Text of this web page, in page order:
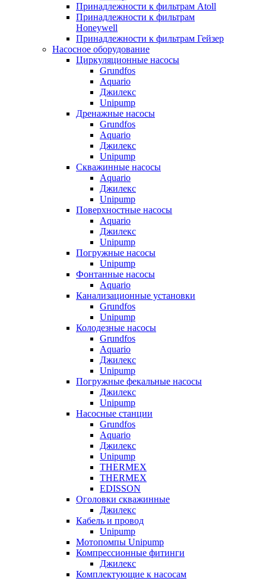
Принадлежности к фильтрам Atoll
Принадлежности к фильтрам
Honeywell
Принадлежности к фильтрам Гейзер
Насосное оборудование
Циркуляционные насосы
Grundfos
Aquario
Джилекс
Unipump
Дренажные насосы
Grundfos
Aquario
Джилекс
Unipump
Скважинные насосы
Aquario
Джилекс
Unipump
Поверхностные насосы
Aquario
Джилекс
Unipump
Погружные насосы
Unipump
Фонтанные насосы
Aquario
Канализационные установки
Grundfos
Unipump
Колодезные насосы
Grundfos
Aquario
Джилекс
Unipump
Погружные фекальные насосы
Джилекс
Unipump
Насосные станции
Grundfos
Aquario
Джилекс
Unipump
THERMEX
THERMEX
EDISSON
Оголовки скважинные
Джилекс
Кабель и провод
Unipump
Мотопомпы Unipump
Компрессионные фитинги
Джилекс
Комплектующие к насосам